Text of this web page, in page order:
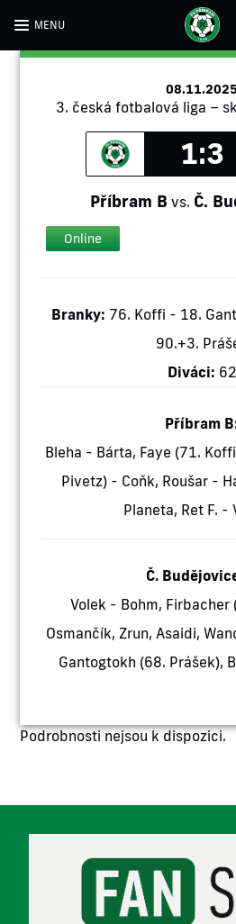
MENU
08.11.2025
3. česká fotbalová liga –
1:3
Příbram B vs. Č.
Online
Branky: 76. Koffi - 18.
90.+3.
Diváci: 62
Příbram
Bleha - Bárta, Faye (71.
Pivetz) - Coňk, Roušar -
Planeta, Ret F. -
Č.
Volek - Bohm, Firbacher
Osmančík, Zrun, Asaidi,
Gantogtokh (68. Prášek),
Podrobnosti nejsou k dispozici.